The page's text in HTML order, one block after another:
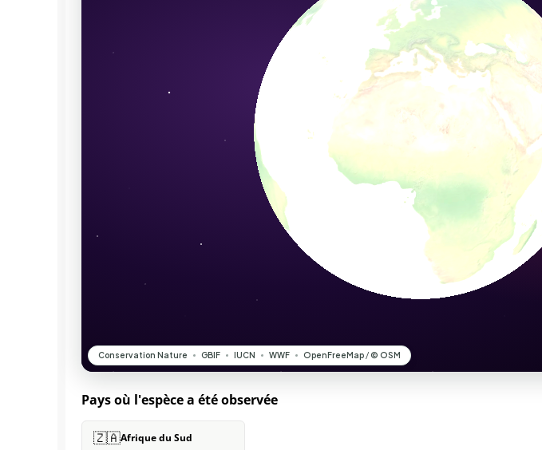
Pays où l'espèce a été observée
🇿🇦Afrique du Sud